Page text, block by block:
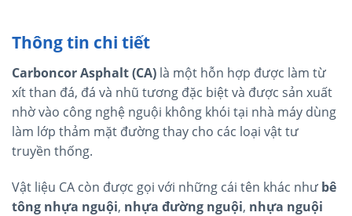
Thông tin chi tiết
Carboncor Asphalt (CA) là một hỗn hợp được làm từ
xít than đá, đá và nhũ tương đặc biệt và được sản xuất
nhờ vào công nghệ nguội không khói tại nhà máy dùng
làm lớp thảm mặt đường thay cho các loại vật tư
truyền thống.
Vật liệu CA còn được gọi với những cái tên khác như bê
tông nhựa nguội, nhựa đường nguội, nhựa nguội